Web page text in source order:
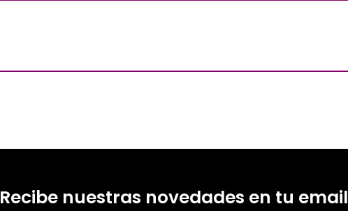
Recibe nuestras novedades en tu email